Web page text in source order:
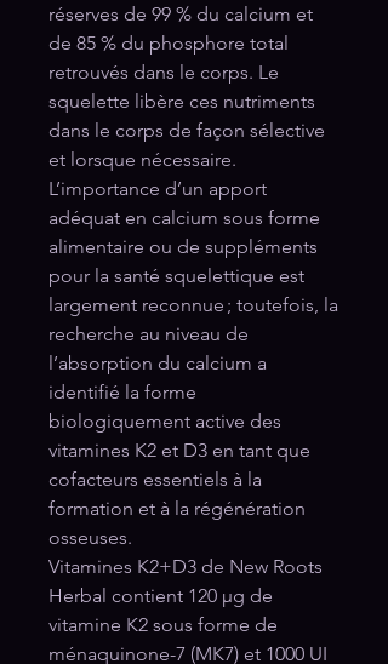
réserves de 99 % du calcium et
de 85 % du phosphore total
retrouvés dans le corps. Le
squelette libère ces nutriments
dans le corps de façon sélective
et lorsque nécessaire.
L’importance d’un apport
adéquat en calcium sous forme
alimentaire ou de suppléments
pour la santé squelettique est
largement reconnue ; toutefois, la
recherche au niveau de
l’absorption du calcium a
identifié la forme
biologiquement active des
vitamines K2 et D3 en tant que
cofacteurs essentiels à la
formation et à la régénération
osseuses.
Vitamines K2+D3 de New Roots
Herbal contient 120 μg de
vitamine K2 sous forme de
ménaquinone-⁠7 (MK7) et 1000 UI